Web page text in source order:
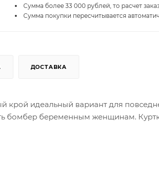
Сумма более 33 000 рублей, то расчет
Сумма покупки пересчитывается
ДОСТАВКА
крой идеальный вариант для
бомбер беременным женщинам.